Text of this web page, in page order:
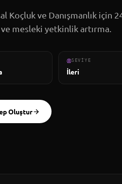
Koçluk ve Danışmanlık için
mesleki yetkinlik artırma.
SEVIYE
İleri
Oluştur